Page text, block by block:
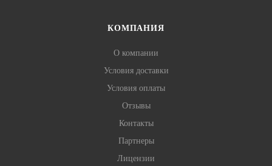
Зона нанесения: все тело
на зону депиляции. Легкими массажными движениями
распределить масло по коже, излишки снять салфеткой.
КОМПАНИЯ
О компании
Условия доставки
Условия оплаты
Отзывы
Контакты
Партнеры
Лицензии